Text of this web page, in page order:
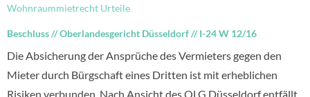
Wohnraummietrecht Urteile
Beschluss//Oberlandesgericht Düsseldorf//I-24 W 12/16
Die Absicherung der Ansprüche des Vermieters gegen den
Mieter durch Bürgschaft eines Dritten ist mit erheblichen
Risiken verbunden. Nach Ansicht des OLG Düsseldorf entfällt